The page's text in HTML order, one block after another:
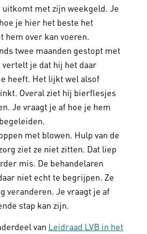
uitkomt met zijn weekgeld. Je
je hier het beste het
hem over kan voeren.
twee maanden gestopt met
je dat hij het daar
heeft. Het lijkt wel alsof
Overal ziet hij bierflesjes
Je vraagt je af hoe je hem
met blowen. Hulp van de
ziet ze niet zitten. Dat liep
mis. De behandelaren
niet echt te begrijpen. Ze
veranderen. Je vraagt je af
stap kan zijn.
van Leidraad LVB in het